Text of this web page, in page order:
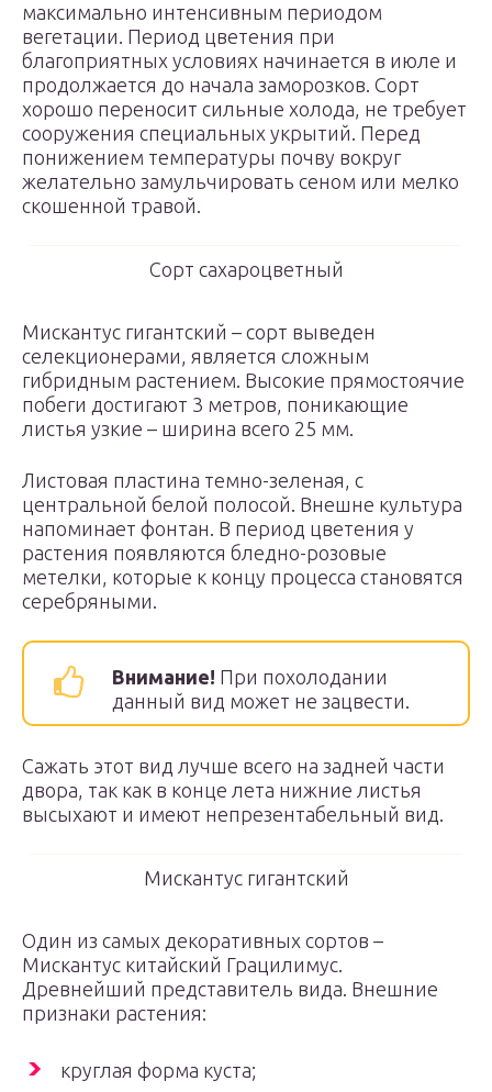
максимально интенсивным периодом
вегетации. Период цветения при
благоприятных условиях начинается в июле и
продолжается до начала заморозков. Сорт
хорошо переносит сильные холода, не требует
сооружения специальных укрытий. Перед
понижением температуры почву вокруг
желательно замульчировать сеном или мелко
скошенной травой.
Сорт сахароцветный
Мискантус гигантский – сорт выведен
селекционерами, является сложным
гибридным растением. Высокие прямостоячие
побеги достигают 3 метров, поникающие
листья узкие – ширина всего 25 мм.
Листовая пластина темно-зеленая, с
центральной белой полосой. Внешне культура
напоминает фонтан. В период цветения у
растения появляются бледно-розовые
метелки, которые к концу процесса становятся
серебряными.
Внимание! При похолодании
данный вид может не зацвести.
Сажать этот вид лучше всего на задней части
двора, так как в конце лета нижние листья
высыхают и имеют непрезентабельный вид.
Мискантус гигантский
Один из самых декоративных сортов –
Мискантус китайский Грацилимус.
Древнейший представитель вида. Внешние
признаки растения:
круглая форма куста;